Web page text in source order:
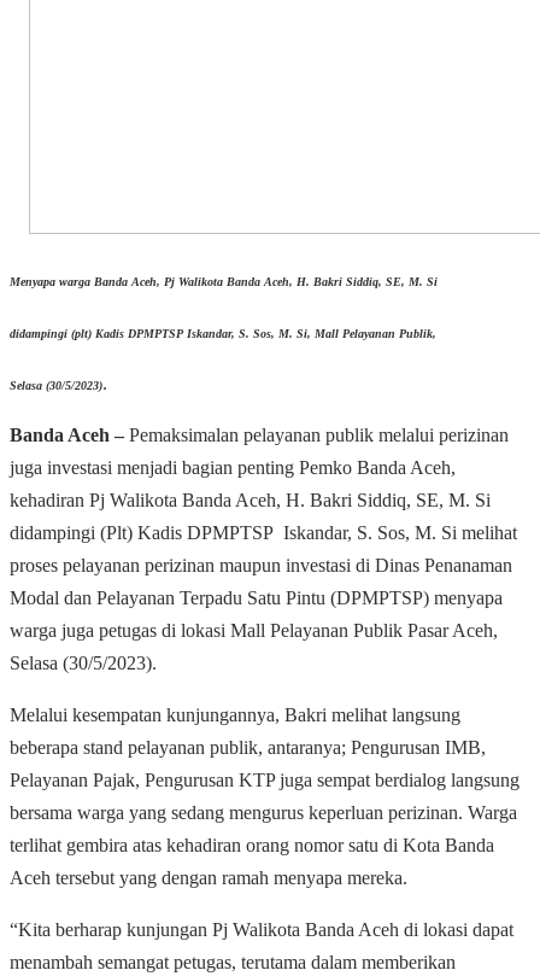
Menyapa warga Banda Aceh, Pj Walikota Banda Aceh, H. Bakri Siddiq, SE, M. Si
didampingi (plt) Kadis DPMPTSP Iskandar, S. Sos, M. Si, Mall Pelayanan Publik,
Selasa (30/5/2023).
Banda Aceh – Pemaksimalan pelayanan publik melalui perizinan
juga investasi menjadi bagian penting Pemko Banda Aceh,
kehadiran Pj Walikota Banda Aceh, H. Bakri Siddiq, SE, M. Si
didampingi (Plt) Kadis DPMPTSP Iskandar, S. Sos, M. Si melihat
proses pelayanan perizinan maupun investasi di Dinas Penanaman
Modal dan Pelayanan Terpadu Satu Pintu (DPMPTSP) menyapa
warga juga petugas di lokasi Mall Pelayanan Publik Pasar Aceh,
Selasa (30/5/2023).
Melalui kesempatan kunjungannya, Bakri melihat langsung
beberapa stand pelayanan publik, antaranya; Pengurusan IMB,
Pelayanan Pajak, Pengurusan KTP juga sempat berdialog langsung
bersama warga yang sedang mengurus keperluan perizinan. Warga
terlihat gembira atas kehadiran orang nomor satu di Kota Banda
Aceh tersebut yang dengan ramah menyapa mereka.
“Kita berharap kunjungan Pj Walikota Banda Aceh di lokasi dapat
menambah semangat petugas, terutama dalam memberikan